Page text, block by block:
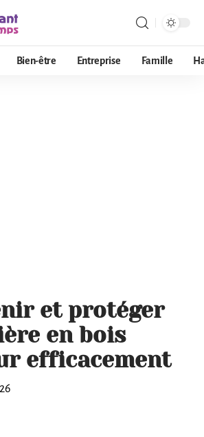
Bien-être Entreprise Famille
et protéger
en bois
efficacement